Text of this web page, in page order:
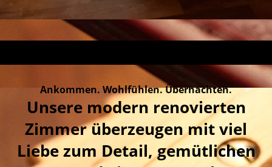
Ankommen. Wohlfühlen. Übernachten.
Unsere modern renovierten
Zimmer überzeugen mit viel
Liebe zum Detail, gemütlichen